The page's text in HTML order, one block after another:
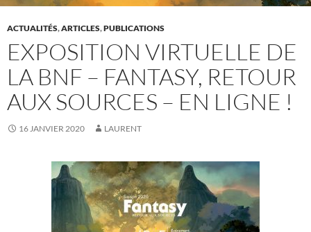
ACTUALITÉS,ARTICLES,PUBLICATIONS
EXPOSITION VIRTUELLE DE
LA BNF – FANTASY, RETOUR
AUX SOURCES – EN LIGNE !
16 JANVIER 2020 LAURENT